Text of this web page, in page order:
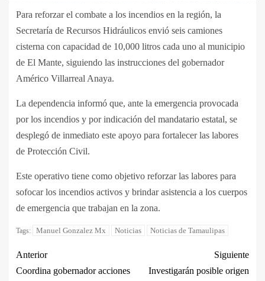
Para reforzar el combate a los incendios en la región, la
Secretaría de Recursos Hidráulicos envió seis camiones
cisterna con capacidad de 10,000 litros cada uno al municipio
de El Mante, siguiendo las instrucciones del gobernador
Américo Villarreal Anaya.
La dependencia informó que, ante la emergencia provocada
por los incendios y por indicación del mandatario estatal, se
desplegó de inmediato este apoyo para fortalecer las labores
de Protección Civil.
Este operativo tiene como objetivo reforzar las labores para
sofocar los incendios activos y brindar asistencia a los cuerpos
de emergencia que trabajan en la zona.
Tags: Manuel Gonzalez Mx Noticias Noticias de Tamaulipas
Anterior
Coordina gobernador acciones
Siguiente
Investigarán posible origen